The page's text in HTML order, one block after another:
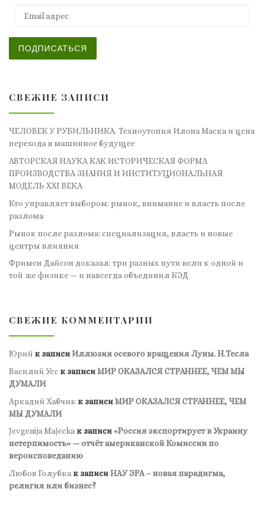
ПОДПИСАТЬСЯ
СВЕЖИЕ ЗАПИСИ
ЧЕЛОВЕК У РУБИЛЬНИКА. Техноутопия Илона Маска и цена
перехода в машинное будущее
АВТОРСКАЯ НАУКА КАК ИСТОРИЧЕСКАЯ ФОРМА
ПРОИЗВОДСТВА ЗНАНИЯ И ИНСТИТУЦИОНАЛЬНАЯ
МОДЕЛЬ XXI ВЕКА
Кто управляет выбором: рынок, внимание и власть после
разлома
Рынок после разлома: специализация, власть и новые
центры влияния
Фримен Дайсон доказал: три разных пути вели к одной и
той же физике — и навсегда объединил КЭД
СВЕЖИЕ КОММЕНТАРИИ
Юрий к записиИллюзия осевого вращения Луны. Н.Тесла
Василий Усс к записиМИР ОКАЗАЛСЯ СТРАННЕЕ, ЧЕМ МЫ
ДУМАЛИ
Аркадий Хабчик к записиМИР ОКАЗАЛСЯ СТРАННЕЕ, ЧЕМ
МЫ ДУМАЛИ
Jevgenija Maļeckaк записи«Россия экспортирует в Украину
нетерпимость» — отчёт американской Комиссии по
вероисповеданию
Любов Голубка к записиНАУ ЭРА – новая парадигма,
религия или бизнес?